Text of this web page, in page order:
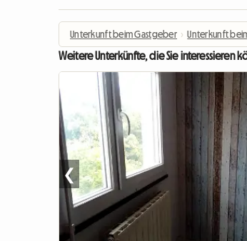
Unterkunft beim Gastgeber › Unterkunft
Weitere Unterkünfte, die Sie interessieren
❮